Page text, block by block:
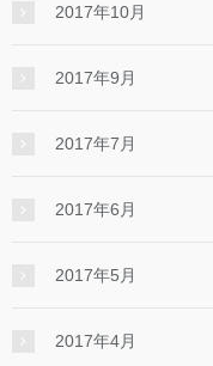
2017年10月
2017年9月
2017年7月
2017年6月
2017年5月
2017年4月